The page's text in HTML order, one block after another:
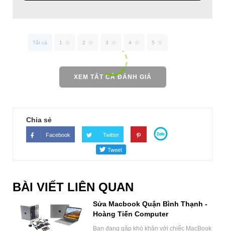
Tất cả 1 2 3 4 5
XEM TẤT CẢ ĐÁNH GIÁ
Chia sẻ
Facebook Twitter
BÀI VIẾT LIÊN QUAN
Sửa Macbook Quận Bình Thạnh -
Hoàng Tiến Computer
Bạn đang gặp khó khăn với chiếc MacBook